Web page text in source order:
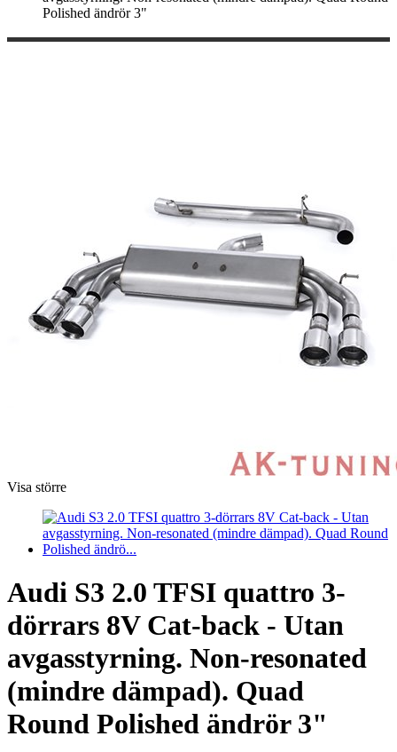
Polished ändrör 3"
Visa större
Audi S3 2.0 TFSI quattro 3-
dörrars 8V Cat-back - Utan
avgasstyrning. Non-resonated
(mindre dämpad). Quad
Round Polished ändrör 3"